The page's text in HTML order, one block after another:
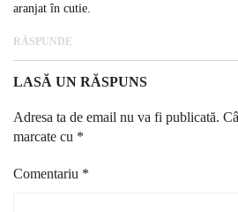
aranjat în cutie.
RĂSPUNDE
LASĂ UN RĂSPUNS
Adresa ta de email nu va fi publicată.
marcate cu *
Comentariu *